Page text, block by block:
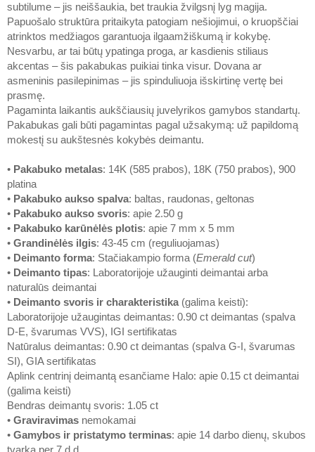
subtilume – jis neiššaukia, bet traukia žvilgsnį lyg magija.
Papuošalo struktūra pritaikyta patogiam nešiojimui, o kruopščiai
atrinktos medžiagos garantuoja ilgaamžiškumą ir kokybę.
Nesvarbu, ar tai būtų ypatinga proga, ar kasdienis stiliaus
akcentas – šis pakabukas puikiai tinka visur. Dovana ar
asmeninis pasilepinimas – jis spinduliuoja išskirtinę vertę bei
prasmę.
Pagaminta laikantis aukščiausių juvelyrikos gamybos standartų.
Pakabukas gali būti pagamintas pagal užsakymą: už papildomą
mokestį su aukštesnės kokybės deimantu.
• Pakabuko metalas: 14K (585 prabos), 18K (750 prabos), 900
platina
• Pakabuko aukso spalva: baltas, raudonas, geltonas
• Pakabuko aukso svoris: apie 2.50 g
• Pakabuko karūnėlės plotis: apie 7 mm x 5 mm
• Grandinėlės ilgis: 43-45 cm (reguliuojamas)
• Deimanto forma: Stačiakampio forma (Emerald cut)
• Deimanto tipas: Laboratorijoje užauginti deimantai arba
naturalūs deimantai
• Deimanto svoris ir charakteristika (galima keisti):
Laboratorijoje užaugintas deimantas: 0.90 ct deimantas (spalva
D-E, švarumas VVS), IGI sertifikatas
Natūralus deimantas: 0.90 ct deimantas (spalva G-I, švarumas
SI), GIA sertifikatas
Aplink centrinį deimantą esančiame Halo: apie 0.15 ct deimantai
(galima keisti)
Bendras deimantų svoris: 1.05 ct
• Graviravimas nemokamai
• Gamybos ir pristatymo terminas: apie 14 darbo dienų, skubos